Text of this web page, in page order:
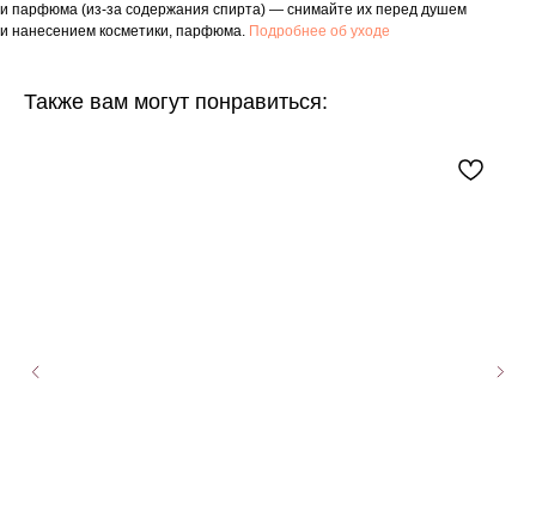
и парфюма (из-за содержания спирта) — снимайте их перед душем
и нанесением косметики, парфюма. Подробнее об уходе
Также вам могут понравиться: